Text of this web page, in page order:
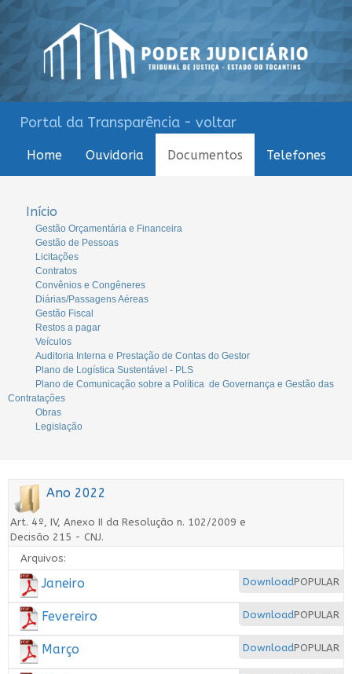
Portal da Transparência - voltar
Home Ouvidoria Documentos Telefones
Início
Gestão Orçamentária e Financeira
Gestão de Pessoas
Licitações
Contratos
Convênios e Congêneres
Diárias/Passagens Aéreas
Gestão Fiscal
Restos a pagar
Veículos
Auditoria Interna e Prestação de Contas do Gestor
Plano de Logística Sustentável - PLS
Plano de Comunicação sobre a Política de Governança e Gestão das
Contratações
Obras
Legislação
Ano 2022
Art. 4º, IV, Anexo II da Resolução n. 102/2009 e
Decisão 215 - CNJ.
Arquivos:
POPULAR
Download
Janeiro
POPULAR
Download
Fevereiro
POPULAR
Download
Março